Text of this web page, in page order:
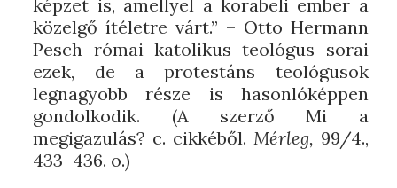
képzet is, amellyel a korabeli ember a
közelgő ítéletre várt.” – Otto Hermann
Pesch római katolikus teológus sorai
ezek, de a protestáns teológusok
legnagyobb része is hasonlóképpen
gondolkodik. (A szerző Mi a
megigazulás? c. cikkéből. Mérleg, 99/4.,
433–436. o.)